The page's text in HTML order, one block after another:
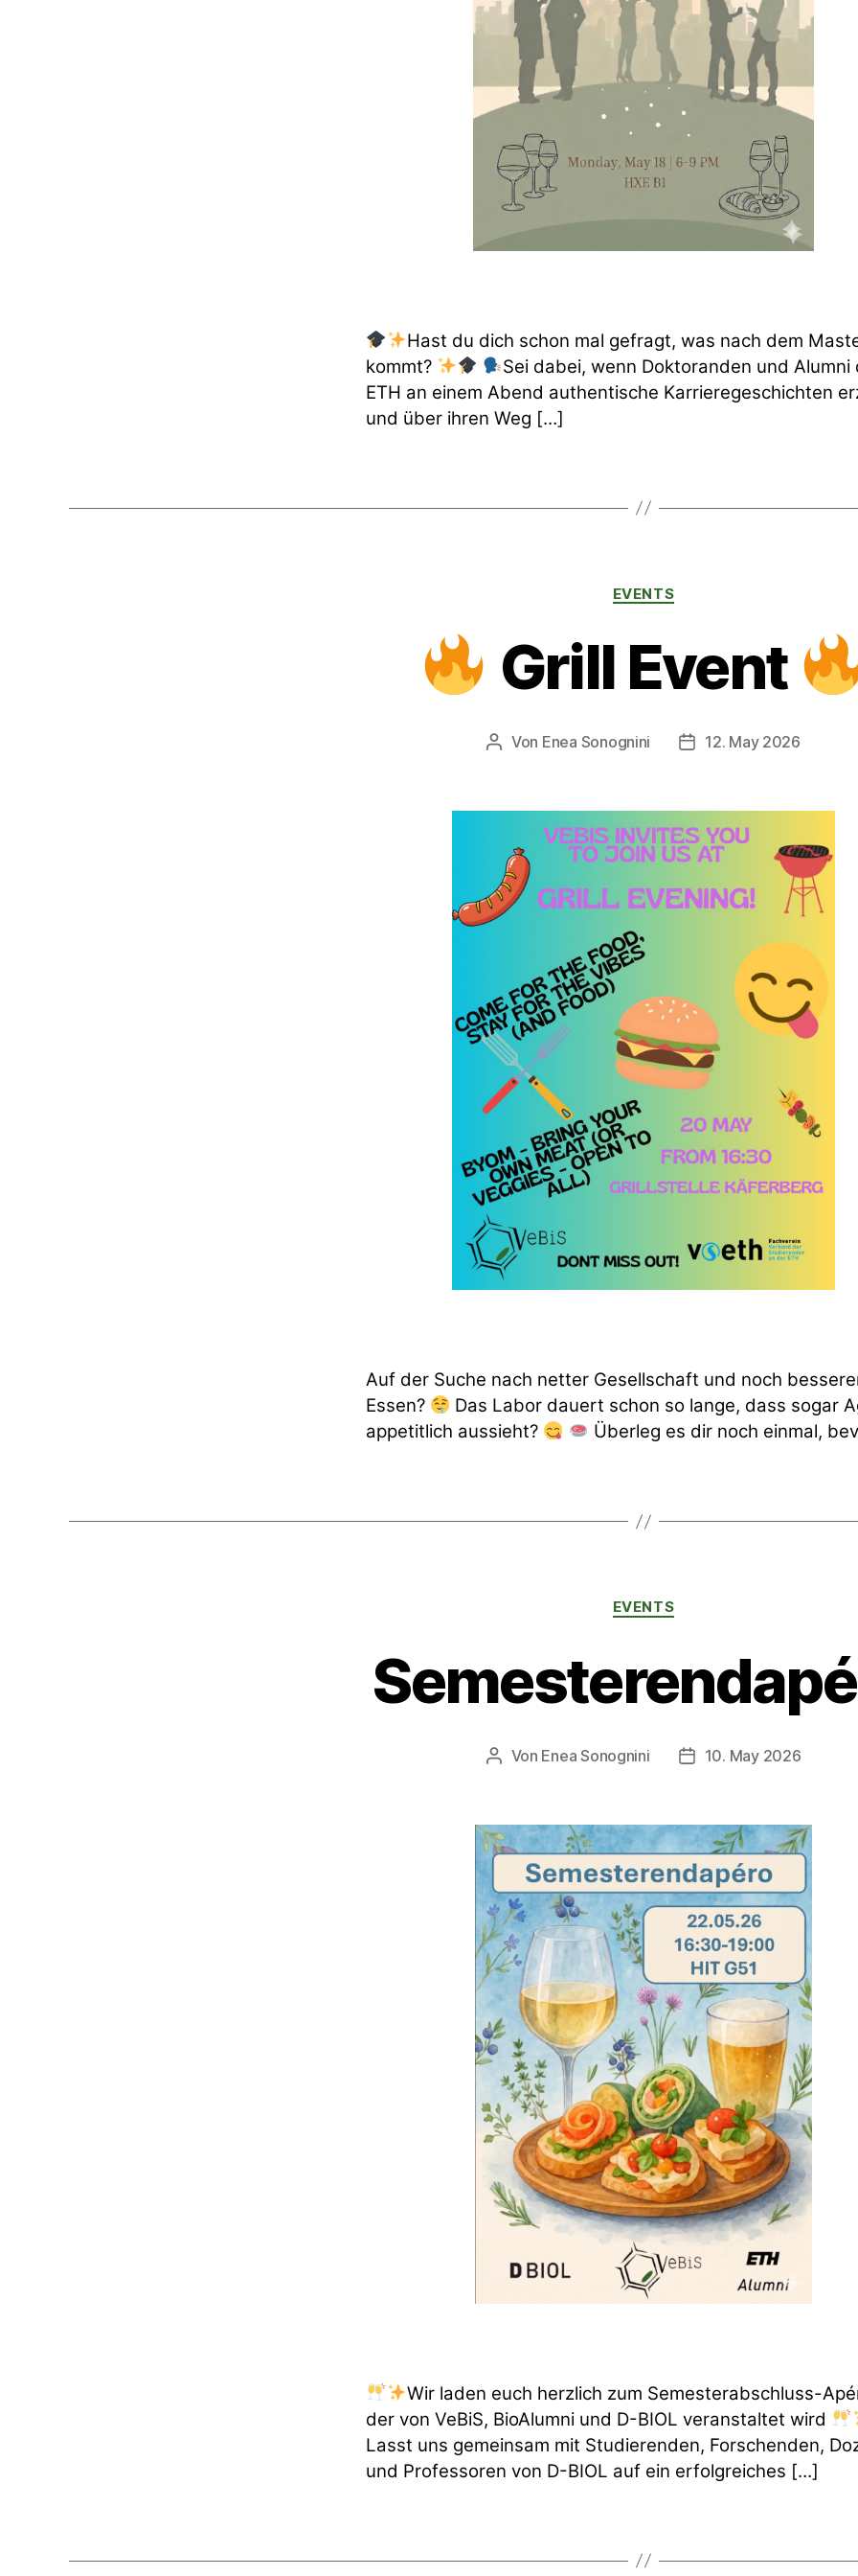
Hast du dich schon mal gefragt, was nach dem
kommt?
Sei dabei, wenn Doktoranden und Alumni
ETH an einem Abend authentische Karrieregeschichten
und über ihren Weg […]
Kategorien
EVENTS
Grill Event
Beitragsautor
Von Enea Sonognini Veröffentlichungsdatum
12. May 2026
Auf der Suche nach netter Gesellschaft und noch
Essen?
Das Labor dauert schon so lange, dass sogar
appetitlich aussieht?
Überleg es dir noch einmal,
Kategorien
EVENTS
Beitragsautor
Von Enea Sonognini Veröffentlichungsdatum
10. May 2026
Wir laden euch herzlich zum Semesterabschluss-
der von VeBiS, BioAlumni und D-BIOL veranstaltet wird
Lasst uns gemeinsam mit Studierenden, Forschenden,
und Professoren von D-BIOL auf ein erfolgreiches […]